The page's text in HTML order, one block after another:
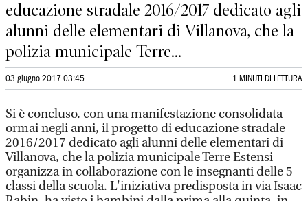
educazione stradale 2016/2017 dedicato agli
alunni delle elementari di Villanova, che la
polizia municipale Terre...
03 giugno 2017 03:45 1 MINUTI DI LETTURA
Si è concluso, con una manifestazione consolidata
ormai negli anni, il progetto di educazione stradale
2016/2017 dedicato agli alunni delle elementari di
Villanova, che la polizia municipale Terre Estensi
organizza in collaborazione con le insegnanti delle 5
classi della scuola. L'iniziativa predisposta in via Isaac